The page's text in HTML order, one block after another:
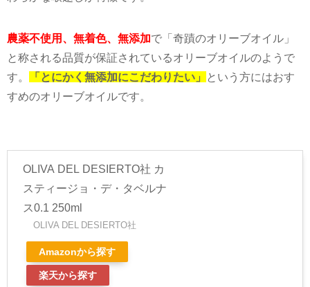
農薬不使用、無着色、無添加で「奇蹟のオリーブオイル」
と称される品質が保証されているオリーブオイルのようで
す。
「とにかく無添加にこだわりたい」
という方にはおす
すめのオリーブオイルです。
OLIVA DEL DESIERTO社 カ
スティージョ・デ・タベルナ
ス0.1 250ml
OLIVA DEL DESIERTO社
Amazonから探す
楽天から探す